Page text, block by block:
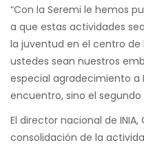
“Con la Seremi le hemos
a que estas actividades
la juventud en el centro de
ustedes sean nuestros
especial agradecimiento a
encuentro, sino el
El director nacional de INIA,
consolidación de la